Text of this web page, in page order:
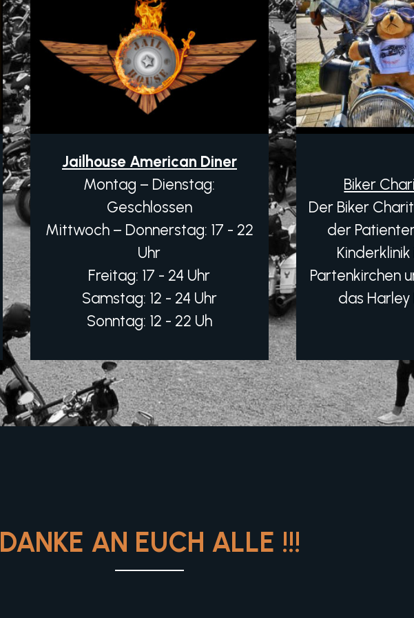
Jailhouse American Diner
Montag – Dienstag:
Geschlossen
Mittwoch – Donnerstag: 17 - 22
Uhr
Freitag: 17 - 24 Uhr
Samstag: 12 - 24 Uhr
Sonntag: 12 - 22 Uh
Biker
Der Biker
der
Partenkirchen
das Harley
DANKE AN EUCH ALLE !!!